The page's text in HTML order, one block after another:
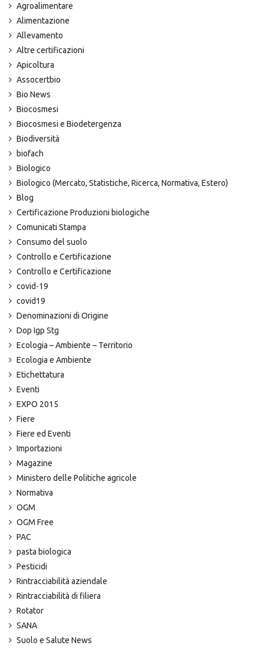
Agroalimentare
Alimentazione
Allevamento
Altre certificazioni
Apicoltura
Assocertbio
Bio News
Biocosmesi
Biocosmesi e Biodetergenza
Biodiversità
biofach
Biologico
Biologico (Mercato, Statistiche, Ricerca, Normativa, Estero)
Blog
Certificazione Produzioni biologiche
Comunicati Stampa
Consumo del suolo
Controllo e Certificazione
Controllo e Certificazione
covid-19
covid19
Denominazioni di Origine
Dop Igp Stg
Ecologia – Ambiente – Territorio
Ecologia e Ambiente
Etichettatura
Eventi
EXPO 2015
Fiere
Fiere ed Eventi
Importazioni
Magazine
Ministero delle Politiche agricole
Normativa
OGM
OGM Free
PAC
pasta biologica
Pesticidi
Rintracciabilità aziendale
Rintracciabilità di filiera
Rotator
SANA
Suolo e Salute News